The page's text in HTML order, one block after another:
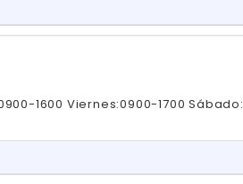
1600 Viernes:0900-1700 Sábado: